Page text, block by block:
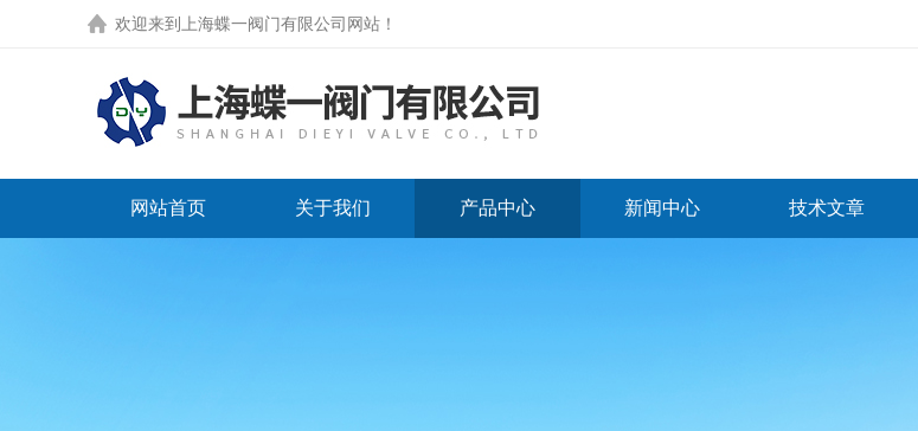
欢迎来到 上海蝶一阀门有限公司网站 ！
网站首页 关于我们 产品中心 新闻中心 技术文章